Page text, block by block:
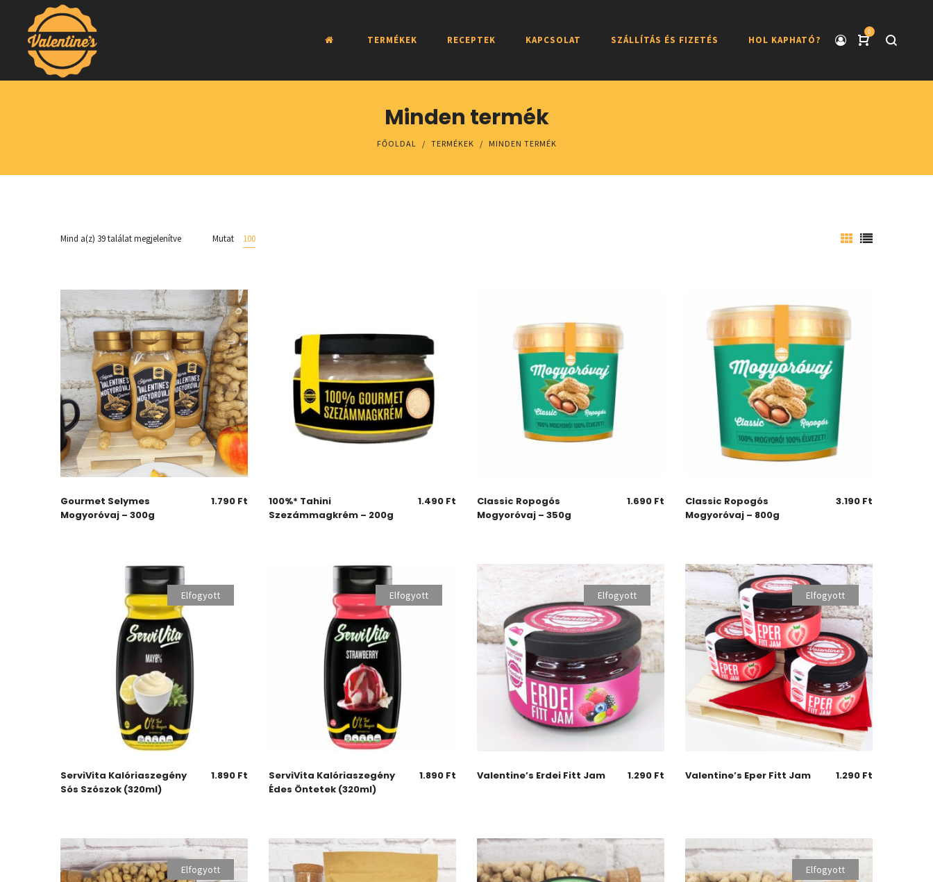
0
TERMÉKEK RECEPTEK KAPCSOLAT SZÁLLÍTÁS ÉS FIZETÉS HOL KAPHATÓ?
Minden termék
FŐOLDAL / TERMÉKEK / MINDEN TERMÉK
Mind a(z) 39 találat megjelenítve Mutat 100
Gourmet Selymes
Mogyoróvaj – 300g
1.790 Ft
100%* Tahini
Szezámmagkrém – 200g
1.490 Ft
Classic Ropogós
Mogyoróvaj – 350g
1.690 Ft
Classic Ropogós
Mogyoróvaj – 800g
3.190 Ft
Elfogyott
ServiVita Kalóriaszegény
Sós Szószok (320ml)
1.890 Ft
Elfogyott
ServiVita Kalóriaszegény
Édes Öntetek (320ml)
1.890 Ft
Elfogyott
Valentine’s Erdei Fitt Jam 1.290 Ft
Elfogyott
Valentine’s Eper Fitt Jam 1.290 Ft
Elfogyott Elfogyott